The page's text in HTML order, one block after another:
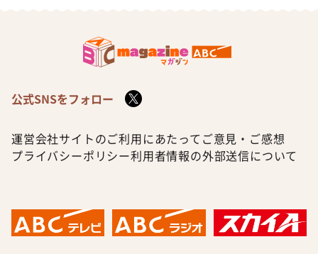
公式SNSをフォロー
運営会社サイトのご利用にあたって ご意見・ご感想
プライバシーポリシー利用者情報の外部送信について